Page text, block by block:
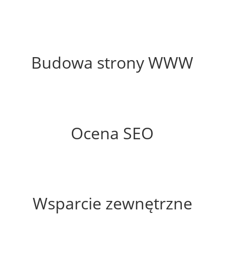
Budowa strony WWW
Ocena SEO
Wsparcie zewnętrzne